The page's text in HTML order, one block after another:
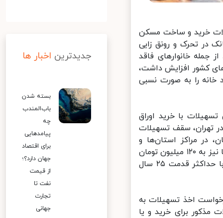
خرید و ساخت مسکن
در تحرک و رونق زایی
خانوارهای فاقد
کشور افزایش داشت،
را به صورت نسبی
با خرید اوراق
تهران، سقف تسهیلات
است، به ۲۰۰ میلیون تومان، در مراکز استان‌ها و
شهرهای با جمعیت بالای ۲۰۰ هزار نفر به ۱۶۰ میلیون تومان و در سایر شهرها نیز به ۱۲۰ میلیون تومان
افزایش یافت. سقف جدید تسهیلات اوراق مسکن برای واحدهای مسکونی با حداکثر قدمت ۲۵ سال
اخذ تسهیلات به
برای خرید و یا
جدیدترین اخبار ها
بسته شدن
باب‌المندب
چه
پیامدهایی
برای اقتصاد
جهان دارد؟؛
از قیمت
نفت تا
تجارت
جهانی